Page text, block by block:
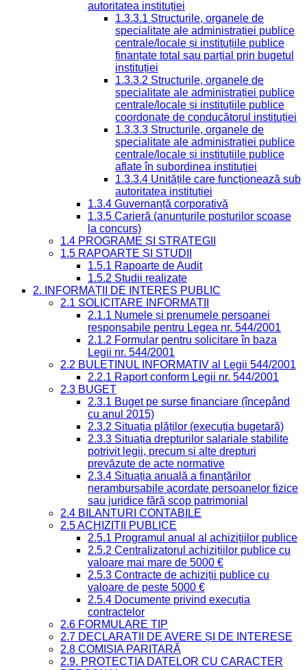
autoritatea instituției
1.3.3.1 Structurile, organele de
specialitate ale administrației publice
centrale/locale și instituțiile publice
finanțate total sau parțial prin bugetul
instituției
1.3.3.2 Structurile, organele de
specialitate ale administrației publice
centrale/locale și instituțiile publice
coordonate de conducătorul instituției
1.3.3.3 Structurile, organele de
specialitate ale administrației publice
centrale/locale și instituțiile publice
aflate în subordinea instituției
1.3.3.4 Unitățile care funcționează sub
autoritatea instituției
1.3.4 Guvernanță corporativă
1.3.5 Carieră (anunțurile posturilor scoase
la concurs)
1.4 PROGRAME ȘI STRATEGII
1.5 RAPOARTE ȘI STUDII
1.5.1 Rapoarte de Audit
1.5.2 Studii realizate
2. INFORMAȚII DE INTERES PUBLIC
2.1 SOLICITARE INFORMAȚII
2.1.1 Numele și prenumele persoanei
responsabile pentru Legea nr. 544/2001
2.1.2 Formular pentru solicitare în baza
Legii nr. 544/2001
2.2 BULETINUL INFORMATIV al Legii 544/2001
2.2.1 Raport conform Legii nr. 544/2001
2.3 BUGET
2.3.1 Buget pe surse financiare (începând
cu anul 2015)
2.3.2 Situația plăților (execuția bugetară)
2.3.3 Situația drepturilor salariale stabilite
potrivit legii, precum și alte drepturi
prevăzute de acte normative
2.3.4 Situația anuală a finanțărilor
nerambursabile acordate persoanelor fizice
sau juridice fără scop patrimonial
2.4 BILANȚURI CONTABILE
2.5 ACHIZIȚII PUBLICE
2.5.1 Programul anual al achizițiilor publice
2.5.2 Centralizatorul achizițiilor publice cu
valoare mai mare de 5000 €
2.5.3 Contracte de achiziții publice cu
valoare de peste 5000 €
2.5.4 Documente privind execuția
contractelor
2.6 FORMULARE TIP
2.7 DECLARAȚII DE AVERE ȘI DE INTERESE
2.8 COMISIA PARITARĂ
2.9. PROTECȚIA DATELOR CU CARACTER